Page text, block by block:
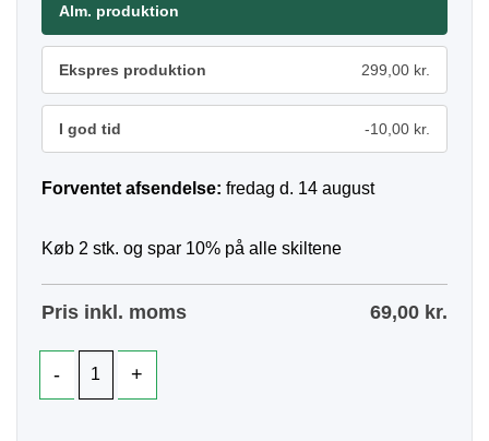
Alm. produktion
Ekspres produktion 299,00 kr.
I god tid -10,00 kr.
Forventet afsendelse: fredag d. 14 august
Køb 2 stk. og spar 10% på alle skiltene
Pris inkl. moms 69,00 kr.